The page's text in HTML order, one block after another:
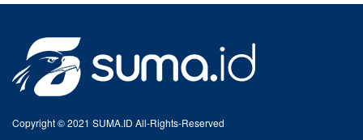
Copyright © 2021 SUMA.ID All-Rights-Reserved